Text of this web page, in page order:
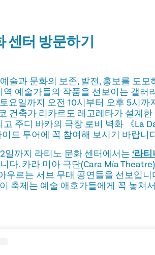
센터 방문하기
술과 문화의 보존, 발전, 홍보를 도
역 예술가들의 작품을 선보이는 갤러
요일까지 오전 10시부터 오후 5시까
건축가 리카르도 레고레타가 설계
고 주디 바카의 극장 로비 벽화 《La
드 투어에 꼭 참여해 보시기 바랍니
일까지 라티노 문화 센터에서는 ‘라
다. 카라 미아 극단(Cara Mía
우르는 서브 무대 공연들을 선보입
축제는 예술 애호가들에게 꼭 놓쳐